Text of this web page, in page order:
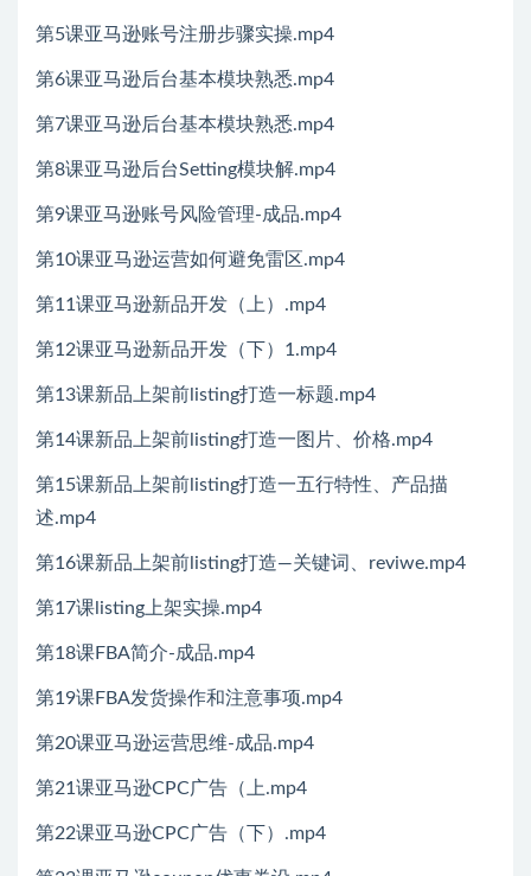
第5课亚马逊账号注册步骤实操.mp4
第6课亚马逊后台基本模块熟悉.mp4
第7课亚马逊后台基本模块熟悉.mp4
第8课亚马逊后台Setting模块解.mp4
第9课亚马逊账号风险管理-成品.mp4
第10课亚马逊运营如何避免雷区.mp4
第11课亚马逊新品开发（上）.mp4
第12课亚马逊新品开发（下）1.mp4
第13课新品上架前listing打造一标题.mp4
第14课新品上架前listing打造一图片、价格.mp4
第15课新品上架前listing打造一五行特性、产品描
述.mp4
第16课新品上架前listing打造—关键词、reviwe.mp4
第17课listing上架实操.mp4
第18课FBA简介-成品.mp4
第19课FBA发货操作和注意事项.mp4
第20课亚马逊运营思维-成品.mp4
第21课亚马逊CPC广告（上.mp4
第22课亚马逊CPC广告（下）.mp4